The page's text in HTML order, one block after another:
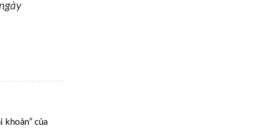
khoản” của